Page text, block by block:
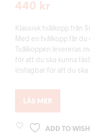
440 kr
Klassisk tvålkopp från
Med en tvålkopp får
Tvålkoppen levereras
för att du ska kunna
löstagbar för att du ska
LÄS MER
ADD TO